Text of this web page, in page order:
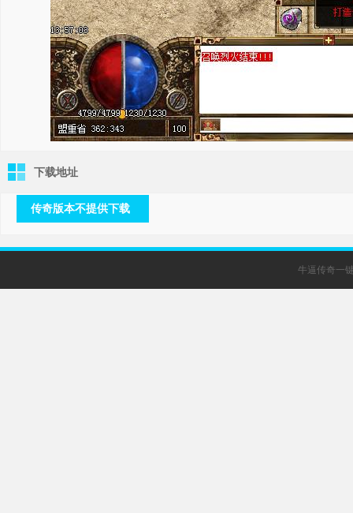
下载地址
传奇版本不提供下载
牛逼传奇一